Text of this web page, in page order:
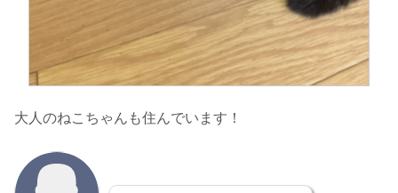
大人のねこちゃんも住んでいます！